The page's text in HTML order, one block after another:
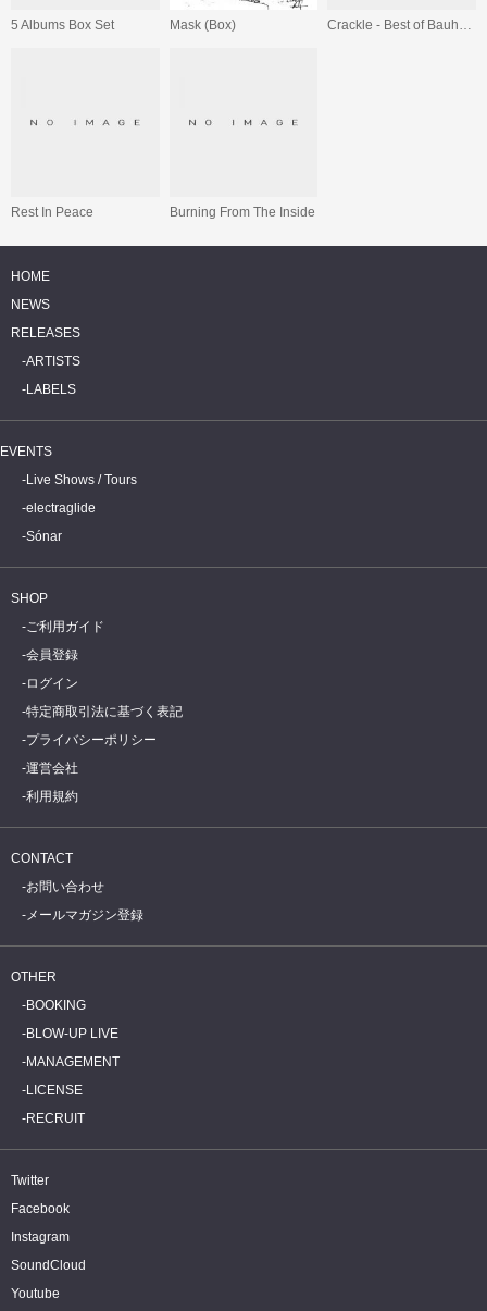
5 Albums Box Set Mask (Box)
Rest In Peace Burning From The Inside
HOME
NEWS
RELEASES
ARTISTS
LABELS
EVENTS
Live Shows / Tours
electraglide
Sónar
SHOP
ご利用ガイド
会員登録
ログイン
特定商取引法に基づく表記
プライバシーポリシー
運営会社
利用規約
CONTACT
お問い合わせ
メールマガジン登録
OTHER
BOOKING
BLOW-UP LIVE
MANAGEMENT
LICENSE
RECRUIT
Twitter
Facebook
Instagram
SoundCloud
Youtube